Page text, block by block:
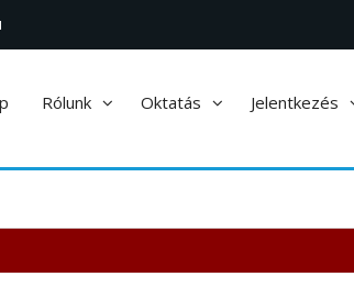
Rólunk Oktatás Jelentkezés